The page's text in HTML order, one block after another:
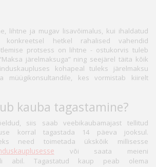
lihtne ja mugav lisavõimalus, kui ihaldatud
konkreetsel hetkel rahalised vahendid
protsess on lihtne - ostukorvis tuleb
järelmaksuga” ning seejärel täita kõik
kohapeal tuleks järelmaksu
müügikonsultandile, kes vormistab kiirelt
kauba tagastamine?
siis saab veebikaubamajast tellitud
korral tagastada 14 päeva jooksul.
need toimetada ükskõik millisesse
või saata meieni
abil. Tagastatud kaup peab olema